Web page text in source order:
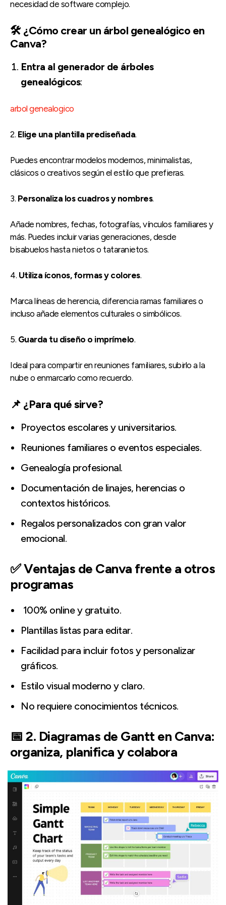
necesidad de software complejo.
🛠️ ¿Cómo crear un árbol genealógico en
Canva?
Entra al generador de árboles
genealógicos:
arbol genealogico
2. Elige una plantilla prediseñada.
Puedes encontrar modelos modernos, minimalistas,
clásicos o creativos según el estilo que prefieras.
3. Personaliza los cuadros y nombres.
Añade nombres, fechas, fotografías, vínculos familiares y
más. Puedes incluir varias generaciones, desde
bisabuelos hasta nietos o tataranietos.
4. Utiliza íconos, formas y colores.
Marca líneas de herencia, diferencia ramas familiares o
incluso añade elementos culturales o simbólicos.
5. Guarda tu diseño o imprímelo.
Ideal para compartir en reuniones familiares, subirlo a la
nube o enmarcarlo como recuerdo.
📌 ¿Para qué sirve?
Proyectos escolares y universitarios.
Reuniones familiares o eventos especiales.
Genealogía profesional.
Documentación de linajes, herencias o
contextos históricos.
Regalos personalizados con gran valor
emocional.
✅ Ventajas de Canva frente a otros
programas
100% online y gratuito.
Plantillas listas para editar.
Facilidad para incluir fotos y personalizar
gráficos.
Estilo visual moderno y claro.
No requiere conocimientos técnicos.
📅 2. Diagramas de Gantt en Canva:
organiza, planifica y colabora